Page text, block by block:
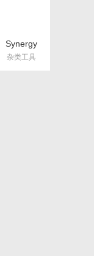
Synergy
Pro激活码
(Synergy
杂类工具